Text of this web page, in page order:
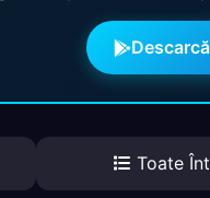
Toate